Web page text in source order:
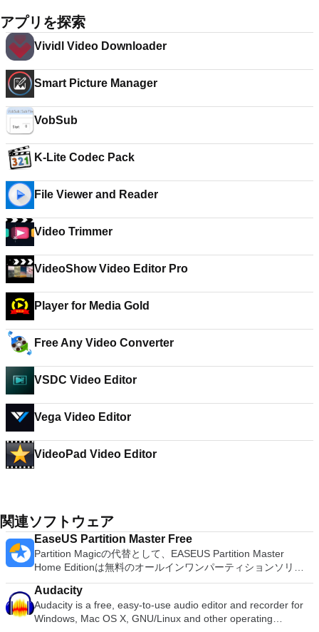
アプリを探索
Vividl Video Downloader
Smart Picture Manager
VobSub
K-Lite Codec Pack
File Viewer and Reader
Video Trimmer
VideoShow Video Editor Pro
Player for Media Gold
Free Any Video Converter
VSDC Video Editor
Vega Video Editor
VideoPad Video Editor
関連ソフトウェア
EaseUS Partition Master Free
Partition Magicの代替として、EASEUS Partition Master
Home Editionは無料のオールインワンパーティションソリュ
ーションおよびディスク管理ユーティリティです。パーティシ
ョンの拡張（特にシステムドライブ用）、ディスク領域の管
理、MBRおよびGUIDパーティションテーブル（GPT）ディス
クのディスク領域不足の問題の解決を可能にします。 パーテ
Audacity
Audacity is a free, easy-to-use audio editor and recorder for
Windows, Mac OS X, GNU/Linux and other operating